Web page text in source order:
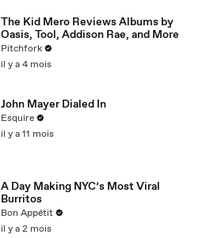
The Kid Mero Reviews Albums by
Oasis, Tool, Addison Rae, and More
Pitchfork
il y a 4 mois
John Mayer Dialed In
Esquire
il y a 11 mois
A Day Making NYC’s Most Viral
Burritos
Bon Appétit
il y a 2 mois